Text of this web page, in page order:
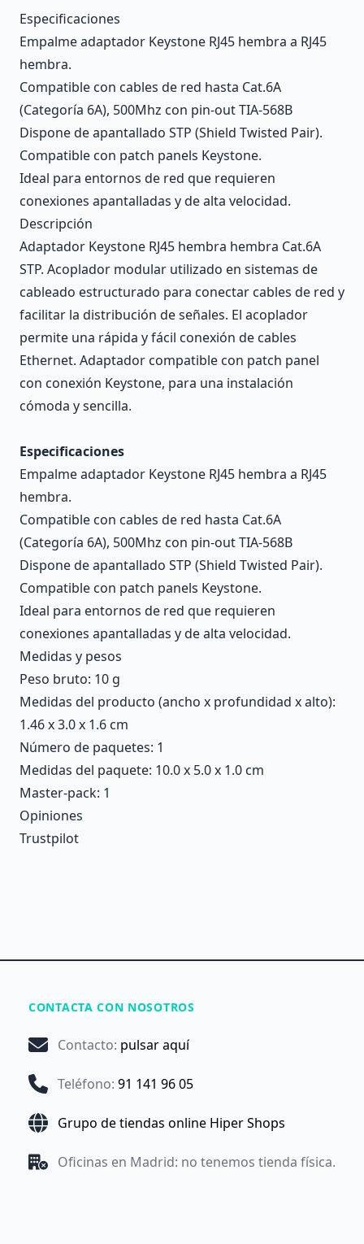
Description
Especificaciones
Empalme adaptador Keystone RJ45 hembra a RJ45
hembra.
Compatible con cables de red hasta Cat.6A
(Categoría 6A), 500Mhz con pin-out TIA-568B
Dispone de apantallado STP (Shield Twisted Pair).
Compatible con patch panels Keystone.
Ideal para entornos de red que requieren
conexiones apantalladas y de alta velocidad.
Descripción
Adaptador Keystone RJ45 hembra hembra Cat.6A
STP. Acoplador modular utilizado en sistemas de
cableado estructurado para conectar cables de red y
facilitar la distribución de señales. El acoplador
permite una rápida y fácil conexión de cables
Ethernet. Adaptador compatible con patch panel
con conexión Keystone, para una instalación
cómoda y sencilla.
Especificaciones
Empalme adaptador Keystone RJ45 hembra a RJ45
hembra.
Compatible con cables de red hasta Cat.6A
(Categoría 6A), 500Mhz con pin-out TIA-568B
Dispone de apantallado STP (Shield Twisted Pair).
Compatible con patch panels Keystone.
Ideal para entornos de red que requieren
conexiones apantalladas y de alta velocidad.
Medidas y pesos
Peso bruto: 10 g
Medidas del producto (ancho x profundidad x alto):
1.46 x 3.0 x 1.6 cm
Número de paquetes: 1
Medidas del paquete: 10.0 x 5.0 x 1.0 cm
Master-pack: 1
Opiniones
Trustpilot
CONTACTA CON NOSOTROS
Contacto: pulsar aquí
Teléfono: 91 141 96 05
Grupo de tiendas online Hiper Shops
Oficinas en Madrid: no tenemos tienda física.